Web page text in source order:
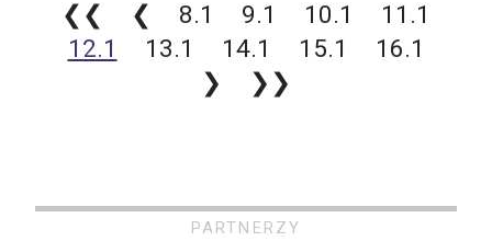
❮❮ ❮ 8.1 9.1 10.1
11.1
12.1
13.1 14.1 15.1
16.1
❯
❯❯
PARTNERZY